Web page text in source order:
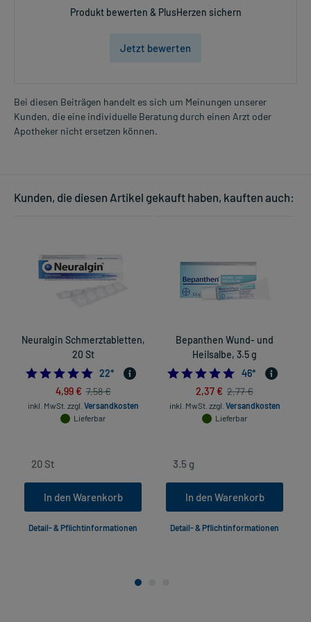
Produkt bewerten & PlusHerzen sichern
Jetzt bewerten
Bei diesen Beiträgen handelt es sich um Meinungen unserer
Kunden, die eine individuelle Beratung durch einen Arzt oder
Apotheker nicht ersetzen können.
Kunden, die diesen Artikel gekauft haben, kauften auch:
Neuralgin Schmerztabletten,
20 St
4.954545454545454
22*
4,99 € 7,58 €
inkl. MwSt. zzgl. Versandkosten
Lieferbar
In den Warenkorb
Detail- & Pflichtinformationen
Bepanthen Wund- und
Heilsalbe, 3.5 g
5.0
46*
2,37 € 2,77 €
inkl. MwSt. zzgl. Versandkosten
Lieferbar
In den Warenkorb
Detail- & Pflichtinformationen